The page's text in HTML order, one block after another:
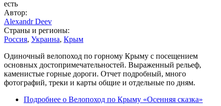
есть
Автор:
Alexandr Deev
Страны и регионы:
Россия, Украина, Крым
Одиночный велопоход по горному Крыму с посещением
основных достопримечательностей. Выраженный рельеф,
каменистые горные дороги. Отчет подробный, много
фотографий, треки и карты общие и отдельные по дням.
Подробнее о Велопоход по Крыму «Осенняя сказка»